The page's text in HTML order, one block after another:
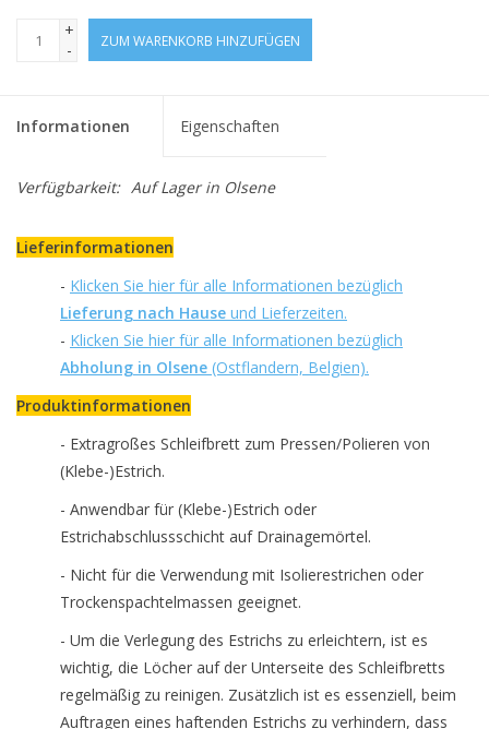
+
-
ZUM WARENKORB HINZUFÜGEN
Informationen Eigenschaften
Verfügbarkeit: Auf Lagerin Olsene
Lieferinformationen
- Klicken Sie hier für alle Informationen bezüglich
Lieferung nach Hause und Lieferzeiten.
- Klicken Sie hier für alle Informationen bezüglich
Abholung in Olsene (Ostflandern, Belgien).
Produktinformationen
- Extragroßes Schleifbrett zum Pressen/Polieren von
(Klebe-)Estrich.
- Anwendbar für (Klebe-)Estrich oder
Estrichabschlussschicht auf Drainagemörtel.
- Nicht für die Verwendung mit Isolierestrichen oder
Trockenspachtelmassen geeignet.
- Um die Verlegung des Estrichs zu erleichtern, ist es
wichtig, die Löcher auf der Unterseite des Schleifbretts
regelmäßig zu reinigen. Zusätzlich ist es essenziell, beim
Auftragen eines haftenden Estrichs zu verhindern, dass